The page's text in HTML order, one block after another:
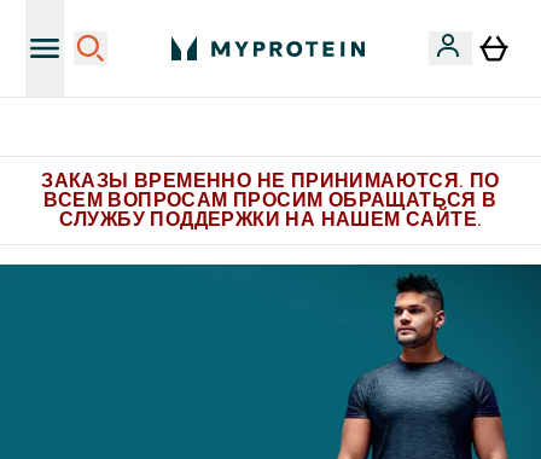
ЗАКАЗЫ ВРЕМЕННО НЕ ПРИНИМАЮТСЯ. ПО
ВСЕМ ВОПРОСАМ ПРОСИМ ОБРАЩАТЬСЯ В
СЛУЖБУ ПОДДЕРЖКИ НА НАШЕМ САЙТЕ.